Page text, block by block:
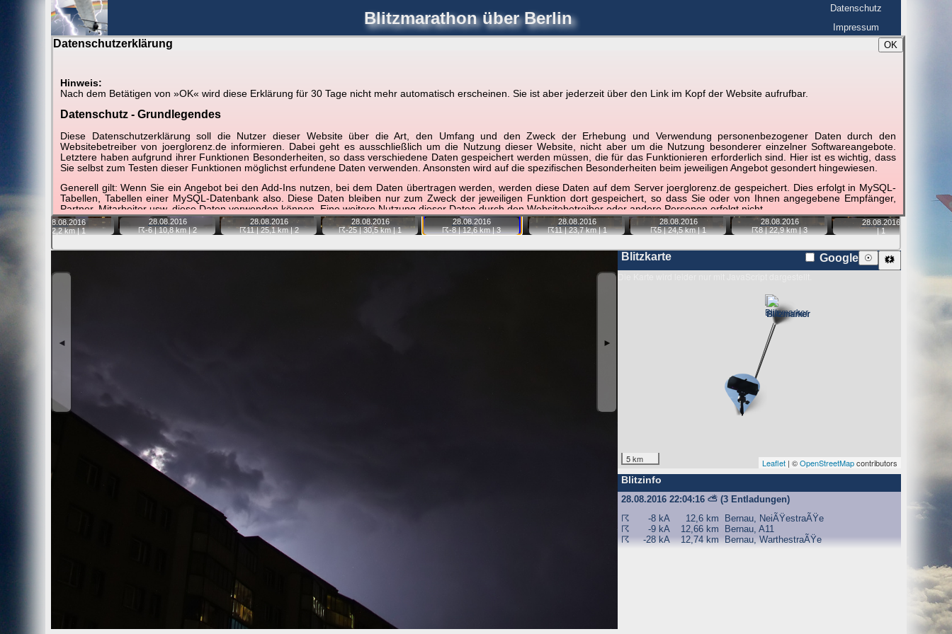
OK
Datenschutzerklärung
Hinweis:
Nach dem Betätigen von »OK« wird diese Erklärung für 30 Tage nicht mehr automatisch erscheinen. Sie ist aber jederzeit über den Link im Kopf der Website aufrufbar.
Datenschutz - Grundlegendes
Diese Datenschutzerklärung soll die Nutzer dieser Website über die Art, den Umfang und den Zweck der Erhebung und Verwendung personenbezogener Daten durch den
Websitebetreiber von joerglorenz.de informieren. Dabei geht es ausschließlich um die Nutzung dieser Website, nicht aber um die Nutzung besonderer einzelner Softwareangebote.
Letztere haben aufgrund ihrer Funktionen Besonderheiten, so dass verschiedene Daten gespeichert werden müssen, die für das Funktionieren erforderlich sind. Hier ist es wichtig, dass
Sie selbst zum Testen dieser Funktionen möglichst erfundene Daten verwenden. Ansonsten wird auf die spezifischen Besonderheiten beim jeweiligen Angebot gesondert hingewiesen.
Generell gilt: Wenn Sie ein Angebot bei den Add-Ins nutzen, bei dem Daten übertragen werden, werden diese Daten auf dem Server joerglorenz.de gespeichert. Dies erfolgt in MySQL-
Tabellen, Tabellen einer MySQL-Datenbank also. Diese Daten bleiben nur zum Zweck der jeweiligen Funktion dort gespeichert, so dass Sie oder von Ihnen angegebene Empfänger,
Partner, Mitarbeiter usw. diese Daten verwenden können. Eine weitere Nutzung dieser Daten durch den Websitebetreiber oder andere Personen erfolgt nicht.
Der Websitebetreiber nimmt Ihren Datenschutz sehr ernst und behandelt Ihre personenbezogenen Daten vertraulich und entsprechend der gesetzlichen Vorschriften. Da durch neue
Datenschutzerklärung in regelmäßigen Abständen wieder durchzulesen.
Definitionen der verwendeten Begriffe (z.B. “personenbezogene Daten” oder “Verarbeitung”) finden Sie in Art. 4 DSGVO.
Wir, der Websitebetreiber bzw. Seitenprovider, erheben aufgrund unseres berechtigten Interesses (s. Art. 6 Abs. 1 lit. f. DSGVO) Daten über Zugriffe auf die Website und speichern diese
Verwendete IP-Adresse
Die Server-Logfiles werden für einige Zeit gespeichert und anschließend gelöscht. Dies liegt in der Zuständigkeit des Providers Strato AG, der Websitebetreiber nutzt diese Daten nicht.
DSGVO und Log-Daten: Welche Daten wir von Deinen Website-Besuchern erheben und warum
Datenschutzinformation
Der Websitebetreiber zeichnet die o. g. Daten selbst auf und speichert sie für einige Zeit - aus Sicherheitsgründen um Angriffe zu erkennen, um z. B. Missbrauchsfälle aufklären zu
können und zur Qualitätssicherung um festzustellen, welche Seiten von wo wie oft aufgerufen werden. Müssen Daten aus Beweisgründen aufgehoben werden, sind sie solange von der
Löschung ausgenommen bis der Vorfall endgültig geklärt ist.
Eine Reichweitenmessung in diesem Sinne erfolgt durch den Websitebetreiber nicht, es werden nur die Aufrufzahlen der Website und der Webseiten auf der Basis der Logfiles ohne
Bei Cookies handelt es sich um kleine Dateien, welche auf Ihrem Endgerät gespeichert werden. Ihr Browser greift auf diese Dateien zu.
Diese Website verwendet ausschließlich einen Cookie mit einer ID (zufällige Zeichenfolge, PHPSESSID), damit Sie beim aktuellen Besuch der Website durch die einzelnen Seiten
identifiziert werden können. Andere Daten als die ID sind nicht enthalten; der Cookie verfällt sofort mit dem Beenden der Browsersitzung. Benötigt wird der Cookie allerdings auch nur,
Blitzmarathonüber Berlin
joerglorenz.de
Datenschutz
Impressum
Gewitter über Berlin: Jahr 2016
Karte
Tipp:Auf der Karte beim Einzelfoto können Sie auf ihre Position tippen und sehen, wie weit die gewählte Position zu den Blitzen auf dem Foto bzw. im
Video entfernt ist. Quelle der Blitzdaten:kachelmannwetter . Doppelklick auf Thumb zum Anzeigen.
28.08. 2016
12,2 km |1
📷
28.08. 2016
☈-6| 10,8 km |2
📷
28.08. 2016
☈11| 25,1 km |2
📷
28.08. 2016
☈-25| 30,5 km |1
📷
28.08. 2016
☈-8| 12,6 km |3
📷
28.08. 2016
☈11| 23,7 km |1
📷
28.08. 2016
☈5| 24,5 km |1
📷
28.08. 2016
☈8| 22,9 km |3
📷
28.08. 2016
|1
◄ ►
Blitzkarte 🗱
☉
Google
5 km Leaflet | ©OpenStreetMapcontributors
Blitzinfo
28.08.2016 22:04:16 ⛅ (3 Entladungen)
☈
-8 kA 12,6 km
Bernau, NeiÃŸestraÃŸe
☈
-9 kA 12,66 km
Bernau, A11
☈
-28 kA 12,74 km Bernau, WarthestraÃŸe